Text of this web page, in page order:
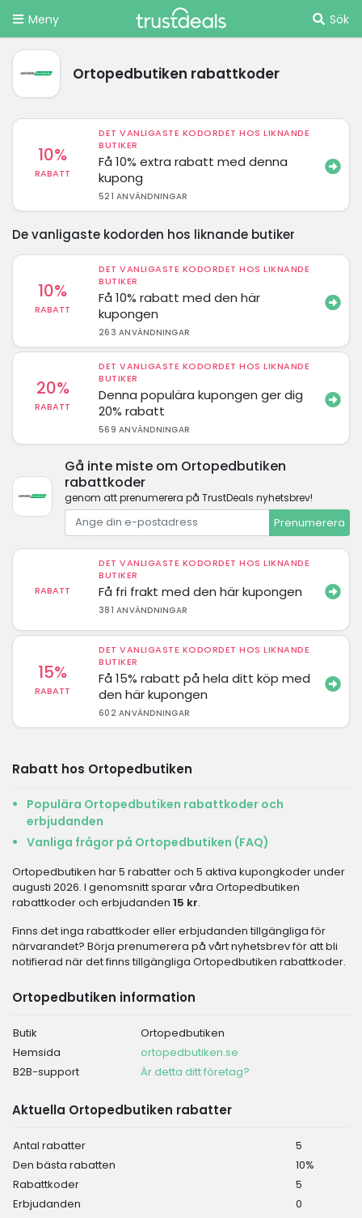
Meny Sök
Ortopedbutiken rabattkoder
10%
RABATT
DET VANLIGASTE KODORDET HOS LIKNANDE
BUTIKER
Få 10% extra rabatt med denna
kupong
521 ANVÄNDNINGAR
De vanligaste kodorden hos liknande butiker
10%
RABATT
DET VANLIGASTE KODORDET HOS LIKNANDE
BUTIKER
Få 10% rabatt med den här
kupongen
263 ANVÄNDNINGAR
20%
RABATT
DET VANLIGASTE KODORDET HOS LIKNANDE
BUTIKER
Denna populära kupongen ger dig
20% rabatt
569 ANVÄNDNINGAR
Gå inte miste om Ortopedbutiken
rabattkoder
genom att prenumerera på TrustDeals nyhetsbrev!
Prenumerera
RABATT
DET VANLIGASTE KODORDET HOS LIKNANDE
BUTIKER
Få fri frakt med den här kupongen
381 ANVÄNDNINGAR
15%
RABATT
DET VANLIGASTE KODORDET HOS LIKNANDE
BUTIKER
Få 15% rabatt på hela ditt köp med
den här kupongen
602 ANVÄNDNINGAR
Rabatt hos Ortopedbutiken
Populära Ortopedbutiken rabattkoder och
erbjudanden
Vanliga frågor på Ortopedbutiken (FAQ)
Ortopedbutiken har 5 rabatter och 5 aktiva kupongkoder under
augusti 2026. I genomsnitt sparar våra Ortopedbutiken
rabattkoder och erbjudanden 15 kr.
Finns det inga rabattkoder eller erbjudanden tillgängliga för
närvarandet? Börja prenumerera på vårt nyhetsbrev för att bli
notifierad när det finns tillgängliga Ortopedbutiken rabattkoder.
Ortopedbutiken information
Butik
Ortopedbutiken
Hemsida
ortopedbutiken.se
B2B-support
Är detta ditt företag?
Aktuella Ortopedbutiken rabatter
Antal rabatter
5
Den bästa rabatten
10%
Rabattkoder
5
Erbjudanden
0